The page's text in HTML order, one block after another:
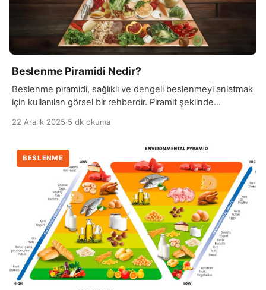
Beslenme Piramidi Nedir?
Beslenme piramidi, sağlıklı ve dengeli beslenmeyi anlatmak
için kullanılan görsel bir rehberdir. Piramit şeklinde
hangilerinin daha az tüketilmesi gerektiğini kolayca
yer verilmesi gereken besinler bulunurken, yukarı doğru
çıkıldıkça tüketimi sınırlandırılması gereken besinler yer alır.
Piramidin tabanında genellikle tahıllar ve tam […]
22 Aralık 2025·5 dk okuma
BESLENME